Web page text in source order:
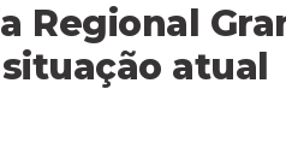
Regional
atual